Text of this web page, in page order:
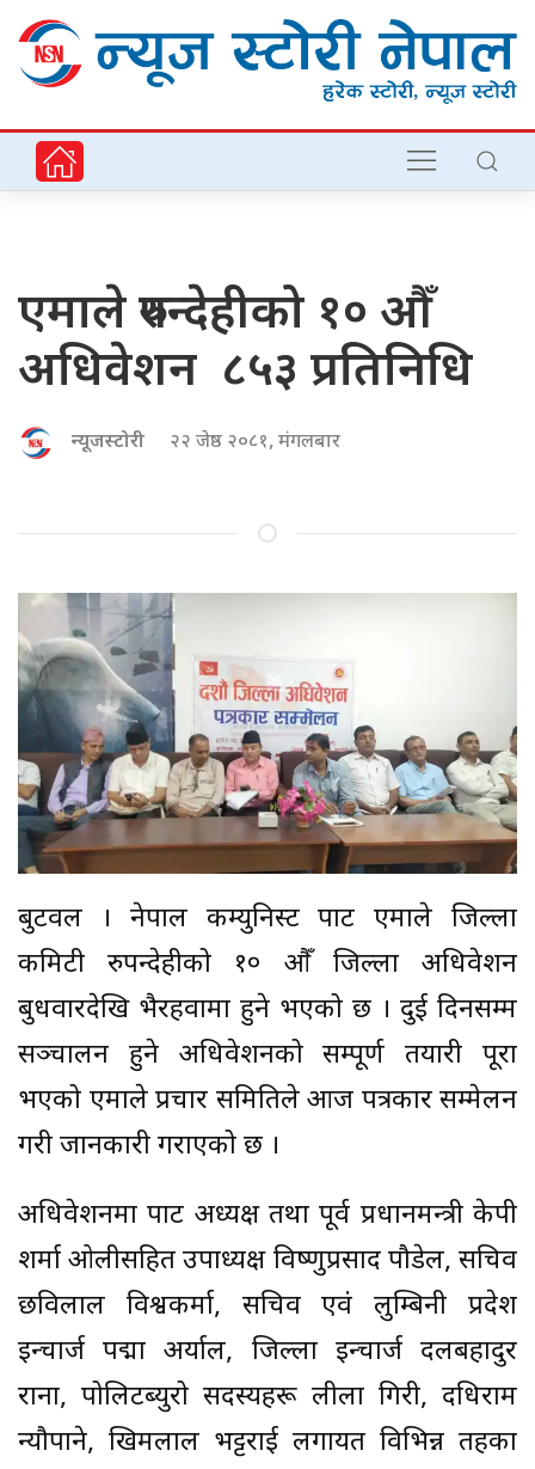
एमाले रुपन्देहीको १० औँ
अधिवेशन ८५३ प्रतिनिधि
न्यूजस्टोरी २२ जेष्ठ २०८१, मंगलबार
बुटवल । नेपाल कम्युनिस्ट पार्टी एमाले जिल्ला
कमिटी रुपन्देहीको १० औँ जिल्ला अधिवेशन
बुधवारदेखि भैरहवामा हुने भएको छ । दुई दिनसम्म
सञ्चालन हुने अधिवेशनको सम्पूर्ण तयारी पूरा
भएको एमाले प्रचार समितिले आज पत्रकार सम्मेलन
गरी जानकारी गराएको छ ।
अधिवेशनमा पार्टी अध्यक्ष तथा पूर्व प्रधानमन्त्री केपी
शर्मा ओलीसहित उपाध्यक्ष विष्णुप्रसाद पौडेल, सचिव
छविलाल विश्वकर्मा, सचिव एवं लुम्बिनी प्रदेश
इन्चार्ज प‌द्मा अर्याल, जिल्ला इन्चार्ज दलबहादुर
राना, पोलिटब्युरो सदस्यहरू लीला गिरी, दधिराम
न्यौपाने, खिमलाल भट्टराई लगायत विभिन्न तहका